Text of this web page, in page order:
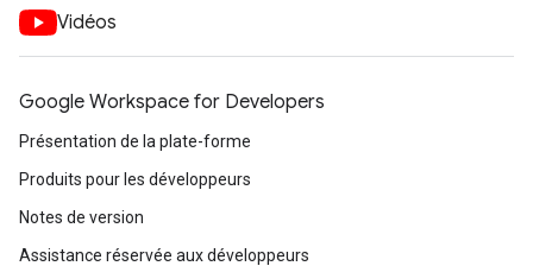
Vidéos
Google Workspace for Developers
Présentation de la plate-forme
Produits pour les développeurs
Notes de version
Assistance réservée aux développeurs